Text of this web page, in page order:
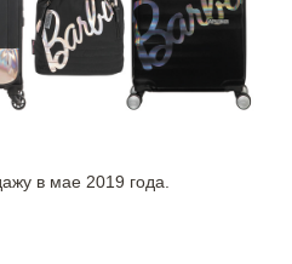
в мае 2019 года.